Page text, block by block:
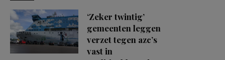
‘Zeker twintig’
gemeenten leggen
verzet tegen azc’s
vast in